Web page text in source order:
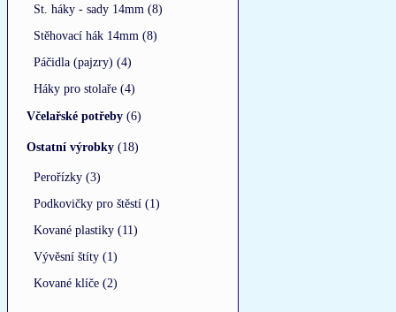
St. háky - sady 14mm (8)
Stěhovací hák 14mm (8)
Páčidla (pajzry) (4)
Háky pro stolaře (4)
Včelařské potřeby (6)
Ostatní výrobky (18)
Perořízky (3)
Podkovičky pro štěstí (1)
Kované plastiky (11)
Vývěsní štíty (1)
Kované klíče (2)